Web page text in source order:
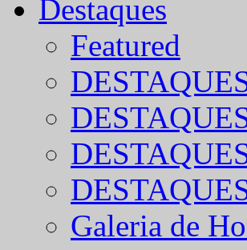
Destaques
Featured
Galeria de